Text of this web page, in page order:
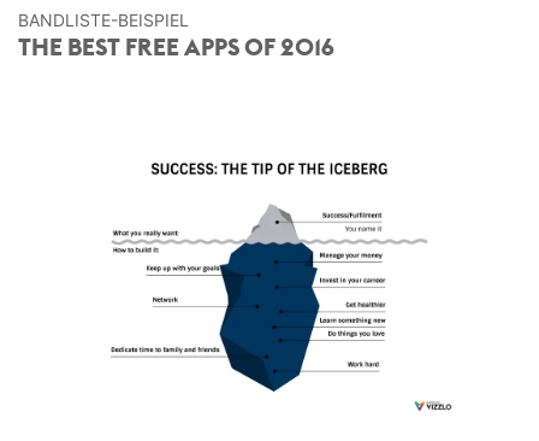
BANDLISTE-BEISPIEL
THE BEST FREE APPS OF 2016